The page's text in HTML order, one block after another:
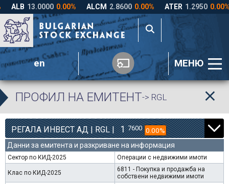
en МЕНЮ
ПРОФИЛ НА ЕМИТЕНТ-> RGL
РЕГАЛА ИНВЕСТ АД | RGL | 1 7600 0.00%
Данни за емитента и разкриване на информация
Сектор по КИД-2025 Операции с недвижими имоти
Клас по КИД-2025
6811 - Покупка и продажба на
собствени недвижими имоти